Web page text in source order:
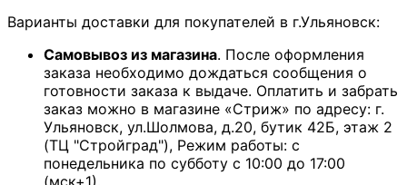
Варианты доставки для покупателей в г.Ульяновск:
Самовывоз из магазина. После оформления
заказа необходимо дождаться сообщения о
готовности заказа к выдаче. Оплатить и забрать
заказ можно в магазине «Стриж» по адресу: г.
Ульяновск, ул.Шолмова, д.20, бутик 42Б, этаж 2
(ТЦ "Стройград"), Режим работы: с
понедельника по субботу с 10:00 до 17:00